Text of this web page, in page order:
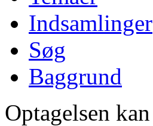
Indsamlinger
Søg
Baggrund
Optagelsen